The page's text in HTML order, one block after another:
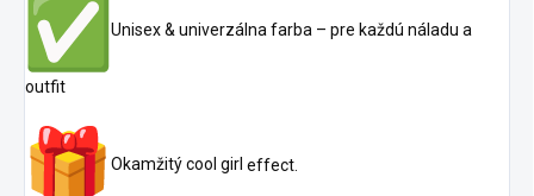
Unisex & univerzálna farba – pre každú náladu a
outfit
Okamžitý cool girl effect.